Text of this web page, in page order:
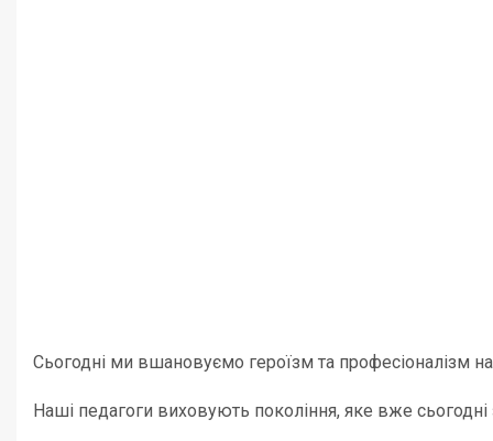
Сьогодні ми вшановуємо героїзм та професіоналізм
Наші педагоги виховують покоління, яке вже